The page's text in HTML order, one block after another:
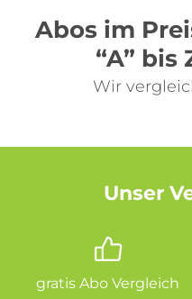
Abos im
“A”
Wir
Unser
gratis Abo Vergleich